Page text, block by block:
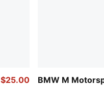
$25.00
BMW M